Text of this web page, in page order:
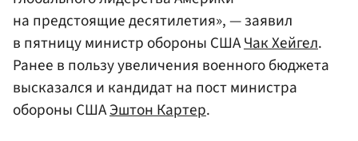
на предстоящие десятилетия», — заявил
в пятницу министр обороны СШАЧак Хейгел.
Ранее в пользу увеличения военного бюджета
высказался и кандидат на пост министра
обороны СШАЭштон Картер.